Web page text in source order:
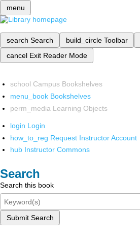
menu
search Search build_circle Toolbar
cancel Exit Reader Mode
school Campus Bookshelves
menu_book Bookshelves
perm_media Learning Objects
login Login
how_to_reg Request Instructor Account
hub Instructor Commons
Search
Search this book
Submit Search